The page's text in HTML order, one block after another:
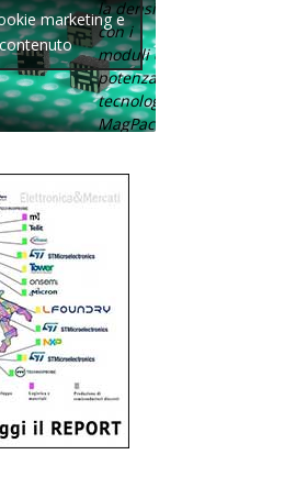
la densità
con i
moduli di
potenza con
tecnologia
MagPack.
marketing e